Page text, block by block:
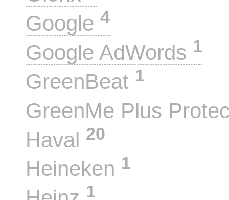
Google 4
Google AdWords 1
GreenBeat 1
GreenMe Plus
Haval 20
Heineken 1
1